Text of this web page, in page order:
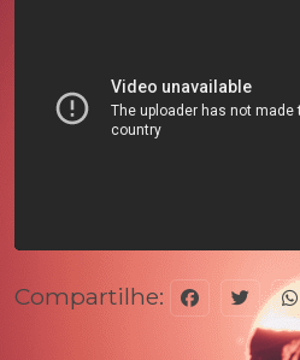
Compartilhe: